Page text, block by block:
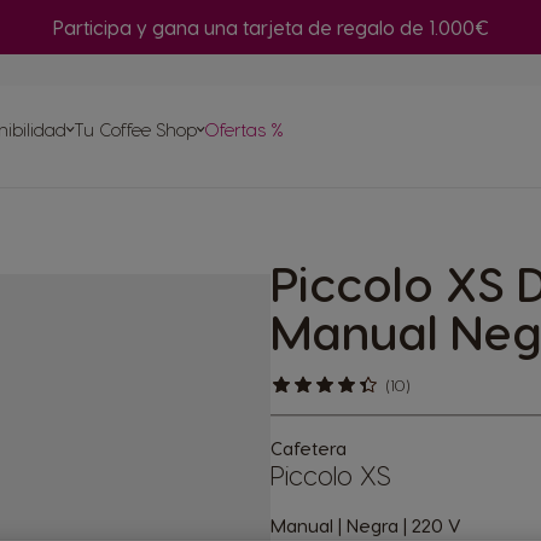
Participa y gana una tarjeta de regalo de 1.000€
Repetir compra
Tu Coffee Shop Ofertas %
Piccolo XS
Manual
(10)
Cafetera
Piccolo XS
Manual | Negra | 220 V